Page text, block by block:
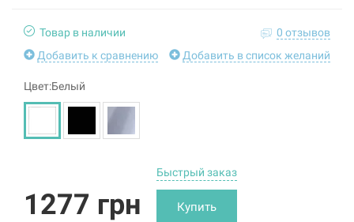
Товар в наличии
0 отзывов
Добавить к сравнению
Добавить в список желаний
Цвет:Белый
1277 грн Купить
Быстрый заказ